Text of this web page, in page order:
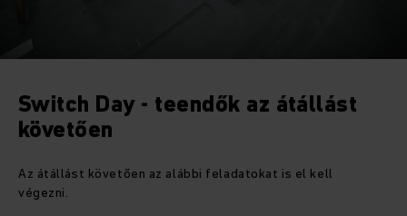
Switch Day - teendők az átállást
követően
Az átállást követően az alábbi feladatokat is el kell
végezni.